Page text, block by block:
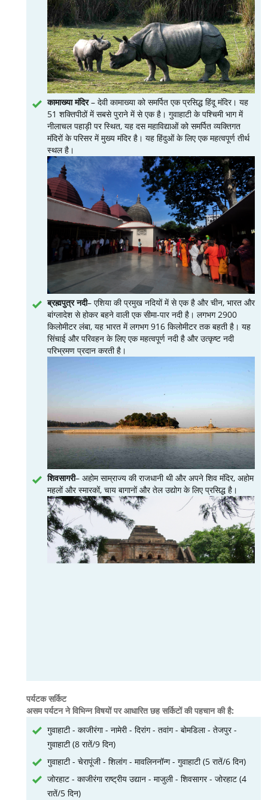
कामाख्या मंदिर– देवी कामाख्या को समर्पित एक प्रसिद्ध हिंदू मंदिर। यह
51 शक्तिपीठों में सबसे पुराने में से एक है। गुवाहाटी के पश्चिमी भाग में
नीलाचल पहाड़ी पर स्थित, यह दस महाविद्याओं को समर्पित व्यक्तिगत
मंदिरों के परिसर में मुख्य मंदिर है। यह हिंदुओं के लिए एक महत्वपूर्ण तीर्थ
स्थल है।
ब्रह्मपुत्र नदी– एशिया की प्रमुख नदियों में से एक है और चीन, भारत और
बांग्लादेश से होकर बहने वाली एक सीमा-पार नदी है। लगभग 2900
किलोमीटर लंबा, यह भारत में लगभग 916 किलोमीटर तक बहती है। यह
सिंचाई और परिवहन के लिए एक महत्वपूर्ण नदी है और उत्कृष्ट नदी
परिभ्रमण प्रदान करती है।
शिवसागरी– अहोम साम्राज्य की राजधानी थी और अपने शिव मंदिर, अहोम
महलों और स्मारकों, चाय बागानों और तेल उद्योग के लिए प्रसिद्ध है।
पर्यटक सर्किट
असम पर्यटन ने विभिन्न विषयों पर आधारित छह सर्किटों की पहचान की है:
गुवाहाटी - काजीरंगा - नामेरी - दिरांग - तवांग - बोमडिला - तेजपुर -
गुवाहाटी (8 रातें/9 दिन)
गुवाहाटी - चेरापूंजी - शिलांग - मावलिननॉन्ग - गुवाहाटी (5 रातें/6 दिन)
जोरहाट - काजीरंगा राष्ट्रीय उद्यान - माजुली - शिवसागर - जोरहाट (4
रातें/5 दिन)